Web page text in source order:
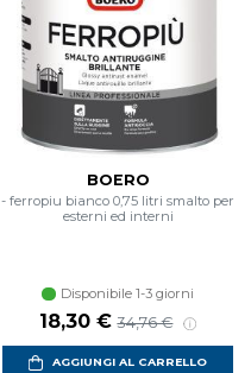
BOERO
- ferropiu bianco 0,75 litri smalto per
esterni ed interni
Disponibile 1-3 giorni
Prezzo scontato
18,30 € Prezzo di listino
34,76 €
AGGIUNGI AL CARRELLO